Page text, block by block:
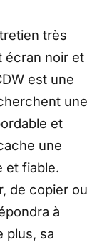
très
écran noir et
est une
une
et
une
et fiable.
de copier ou
à
plus, sa